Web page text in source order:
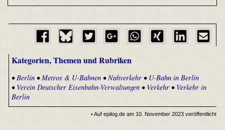
Kategorien, Themen und Rubriken
•Berlin•Metros & U-Bahnen•Nahverkehr• U-Bahn in Berlin
• Verein Deutscher Eisenbahn-Verwaltungen• Verkehr• Verkehr in
Berlin
• Auf epilog.de am 10. November 2023 veröffentlicht